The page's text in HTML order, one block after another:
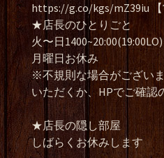
https://g.co/kgs/mZ39iu 【
★店長のひとりごと
火〜日1400~20:00(19:00LO)
月曜日お休み
※不規則な場合がござい
いただくか、HPでご確認
★店長の隠し部屋
しばらくお休みします